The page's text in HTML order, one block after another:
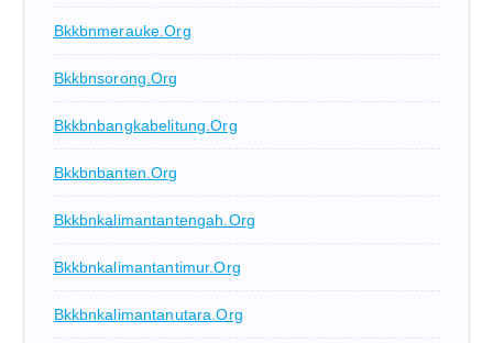
Bkkbnmerauke.org
Bkkbnsorong.org
Bkkbnbangkabelitung.org
Bkkbnbanten.org
Bkkbnkalimantantengah.org
Bkkbnkalimantantimur.org
Bkkbnkalimantanutara.org